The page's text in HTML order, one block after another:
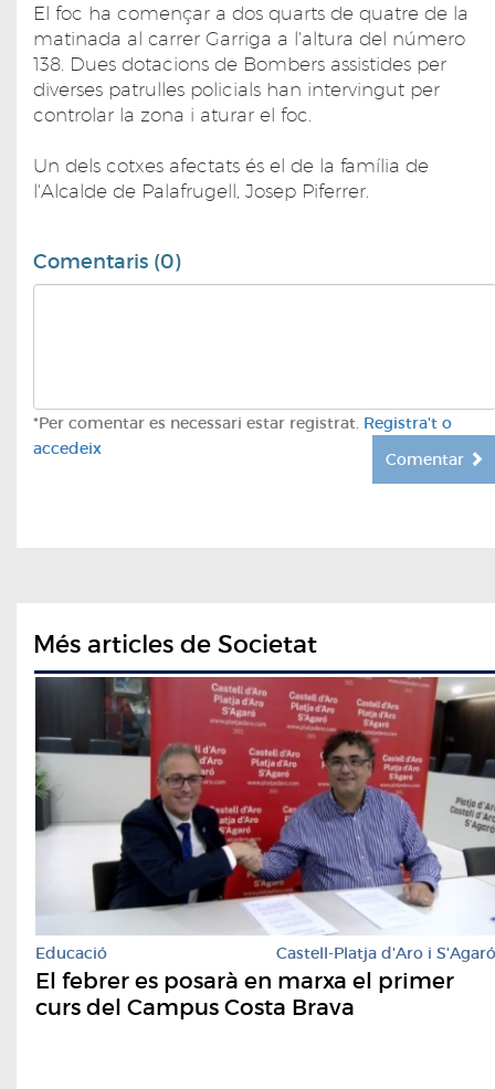
El foc ha començar a dos quarts de quatre de la
matinada al carrer Garriga a l'altura del número
138. Dues dotacions de Bombers assistides per
diverses patrulles policials han intervingut per
controlar la zona i aturar el foc.
Un dels cotxes afectats és el de la família de
l'Alcalde de Palafrugell, Josep Piferrer.
Comentaris (0)
*Per comentar es necessari estar registrat. Registra't o
accedeix
Comentar
Més articles de Societat
Educació Castell-Platja d'Aro i S'Agaró
El febrer es posarà en marxa el primer
curs del Campus Costa Brava